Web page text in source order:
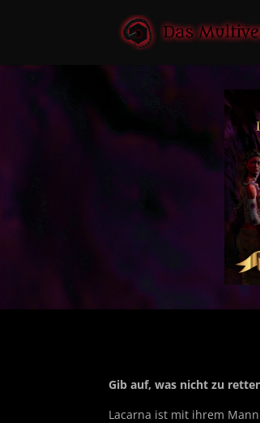
Gib auf, was nicht zu
Lacarna ist mit ihrem